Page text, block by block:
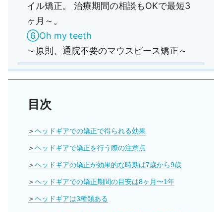
イル矯正。 治療期間の相談もOKで最短3
ヶ月～。
⑥Oh my teeth
～原則、通院不要のマウスピース矯正～
目次
ヘッドギアでの矯正で得られる効果
ヘッドギアで矯正を行う際の注意点
ヘッドギアの矯正が効果的な時期は7歳から9歳
ヘッドギアでの矯正期間の目安は8ヶ月〜1年
ヘッドギアは3種類ある